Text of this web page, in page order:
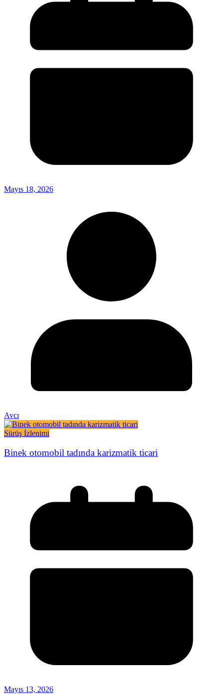
Mayıs 18, 2026
Avcı
Sürüş İzlenimi
Binek otomobil tadında karizmatik ticari
Mayıs 13, 2026